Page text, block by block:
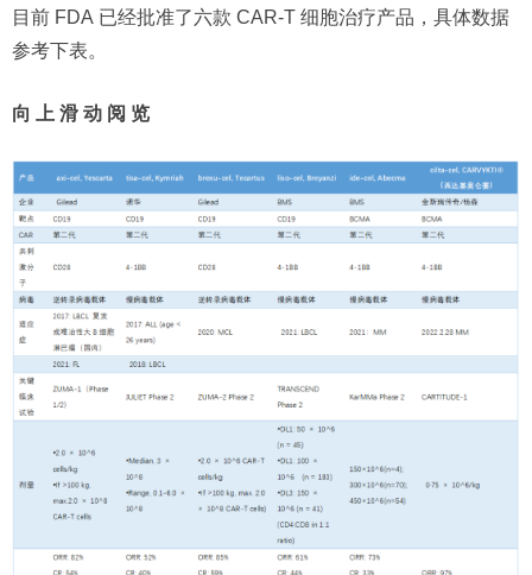
目前 FDA 已经批准了六款 CAR-T 细胞治疗产品，具体数据
参考下表。
向 上 滑 动 阅 览